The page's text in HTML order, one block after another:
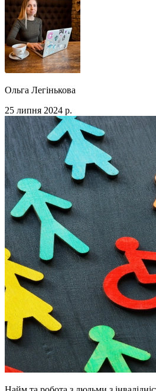
Ольга Легінькова
25 липня 2024 р.